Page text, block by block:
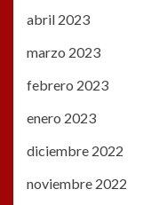
abril 2023
marzo 2023
febrero 2023
enero 2023
diciembre 2022
noviembre 2022